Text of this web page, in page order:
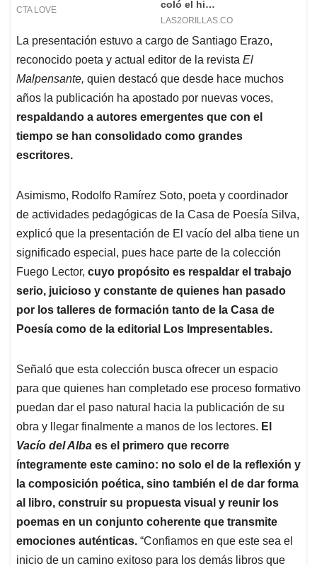
La presentación estuvo a cargo de Santiago Erazo,
reconocido poeta y actual editor de la revista El
Malpensante, quien destacó que desde hace muchos
años la publicación ha apostado por nuevas voces,
respaldando a autores emergentes que con el
tiempo se han consolidado como grandes
escritores.
Asimismo, Rodolfo Ramírez Soto, poeta y coordinador
de actividades pedagógicas de la Casa de Poesía Silva,
explicó que la presentación de El vacío del alba tiene un
significado especial, pues hace parte de la colección
Fuego Lector, cuyo propósito es respaldar el trabajo
serio, juicioso y constante de quienes han pasado
por los talleres de formación tanto de la Casa de
Poesía como de la editorial Los Impresentables.
Señaló que esta colección busca ofrecer un espacio
para que quienes han completado ese proceso formativo
puedan dar el paso natural hacia la publicación de su
obra y llegar finalmente a manos de los lectores. El
Vacío del Alba es el primero que recorre
íntegramente este camino: no solo el de la reflexión y
la composición poética, sino también el de dar forma
al libro, construir su propuesta visual y reunir los
poemas en un conjunto coherente que transmite
emociones auténticas. “Confiamos en que este sea el
inicio de un camino exitoso para los demás libros que